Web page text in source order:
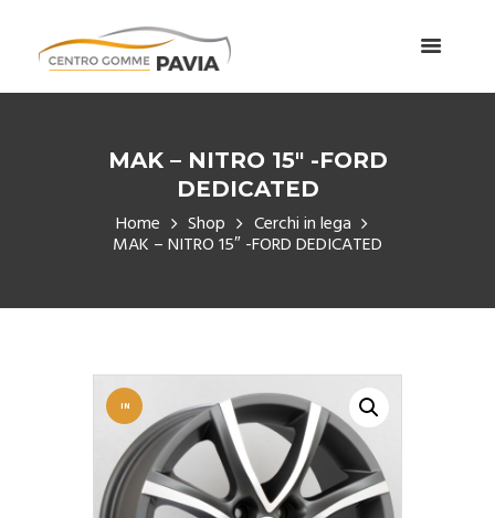
MAK – NITRO 15″ -FORD
DEDICATED
Home Shop Cerchi in lega
MAK – NITRO 15″ -FORD DEDICATED
IN
OFFERT
A!